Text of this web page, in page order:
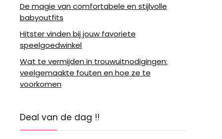
De magie van comfortabele en stijlvolle
babyoutfits
Hitster vinden bij jouw favoriete
speelgoedwinkel
Wat te vermijden in trouwuitnodigingen:
veelgemaakte fouten en hoe ze te
voorkomen
Deal van de dag !!